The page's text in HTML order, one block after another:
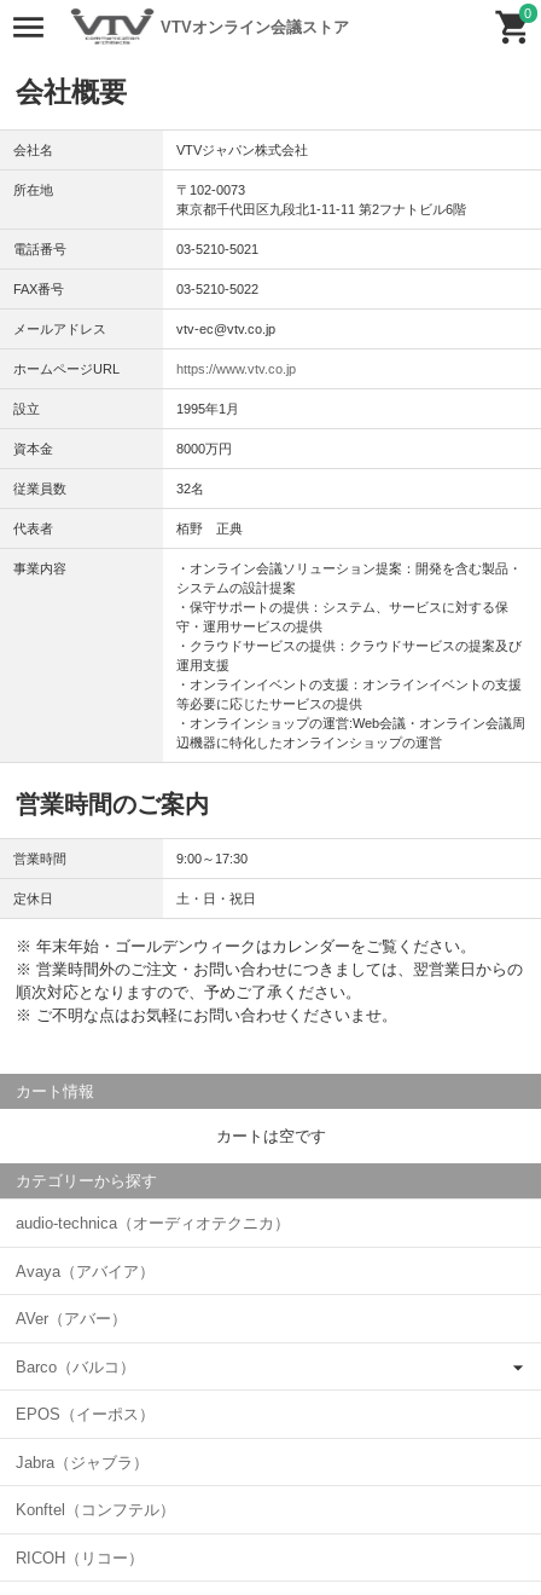
VTVオンライン会議ストア
0
会社概要
会社名 VTVジャパン株式会社
所在地
〒102-0073
東京都千代田区九段北1-11-11 第2フナトビル6階
電話番号 03-5210-5021
FAX番号 03-5210-5022
メールアドレス vtv-ec@vtv.co.jp
ホームページURL https://www.vtv.co.jp
設立 1995年1月
資本金 8000万円
従業員数 32名
代表者 栢野 正典
事業内容
・オンライン会議ソリューション提案：開発を含む製品・
システムの設計提案
・保守サポートの提供：システム、サービスに対する保
守・運用サービスの提供
・クラウドサービスの提供：クラウドサービスの提案及び
運用支援
・オンラインイベントの支援：オンラインイベントの支援
等必要に応じたサービスの提供
・オンラインショップの運営:Web会議・オンライン会議周
辺機器に特化したオンラインショップの運営
営業時間のご案内
営業時間 9:00～17:30
定休日 土・日・祝日
※ 年末年始・ゴールデンウィークはカレンダーをご覧ください。
※ 営業時間外のご注文・お問い合わせにつきましては、翌営業日からの
順次対応となりますので、予めご了承ください。
※ ご不明な点はお気軽にお問い合わせくださいませ。
カート情報
カートは空です
カテゴリーから探す
audio-technica（オーディオテクニカ）
Avaya（アバイア）
AVer（アバー）
Barco（バルコ）
EPOS（イーポス）
Jabra（ジャブラ）
Konftel（コンフテル）
RICOH（リコー）